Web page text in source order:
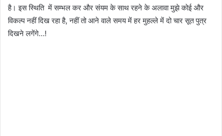
है। इस स्थिति में सम्भल कर और संयम के साथ रहने के अलावा मुझे कोई और
विकल्प नहीं दिख रहा है, नहीं तो आने वाले समय में हर मुहल्ले में दो चार सूत पुत्र
दिखने लगेंगे…!